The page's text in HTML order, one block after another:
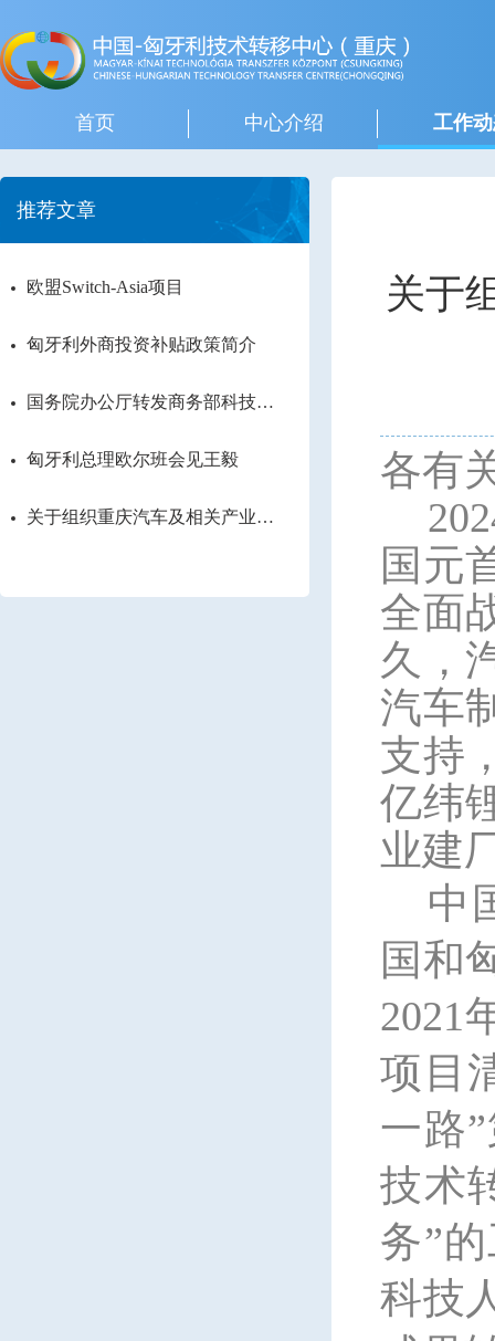
首页 中心介绍 工作
关于
各有
国元
全面
久，
汽车
支持
亿纬
业建
中
国和
2021
项目
一路
技术
务”
科技
推荐文章
欧盟Switch-Asia项目
匈牙利外商投资补贴政策简介
国务院办公厅转发商务部科技部
发中心若干措施的通知
匈牙利总理欧尔班会见王毅
关于组织重庆汽车及相关产业企